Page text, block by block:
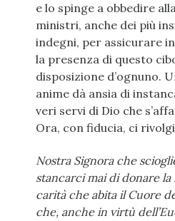
e lo spinge a obbedire
ministri, anche dei più
indegni, per assicurare
la presenza di questo
disposizione d’ognuno.
anime dà ansia di
veri servi di Dio che
Ora, con fiducia, ci
Nostra Signora che
stancarci mai di donare
carità che abita il Cuore
che, anche in virtù